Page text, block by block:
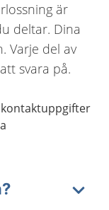
är
deltar. Dina
Varje del av
svara på.